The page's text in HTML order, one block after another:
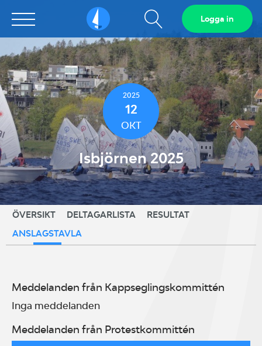
Sailarena Visa
sökfält
Logga in
2025
12
OKT
Isbjörnen 2025
ÖVERSIKT DELTAGARLISTA
RESULTAT
ANSLAGSTAVLA
Meddelanden från Kappseglingskommittén
Inga meddelanden
Meddelanden från Protestkommittén